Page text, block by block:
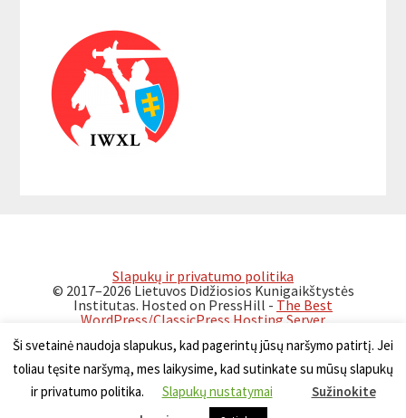
Interactions
Sidebar
Slapukų ir privatumo politika
© 2017–2026 Lietuvos Didžiosios Kunigaikštystės
Institutas. Hosted on PressHill - The Best
WordPress/ClassicPress Hosting Server
Ši svetainė naudoja slapukus, kad pagerintų jūsų naršymo patirtį. Jei
toliau tęsite naršymą, mes laikysime, kad sutinkate su mūsų slapukų
ir privatumo politika.
Slapukų nustatymai
Sužinokite
Lietuviškai Беларускі